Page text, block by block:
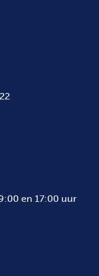
en 17:00 uur